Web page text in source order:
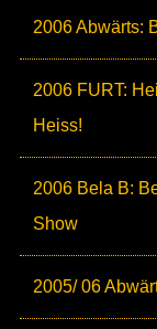
2006 Abwärts:
2006 FURT:
Heiss!
2006 Bela B:
Show
2005/ 06